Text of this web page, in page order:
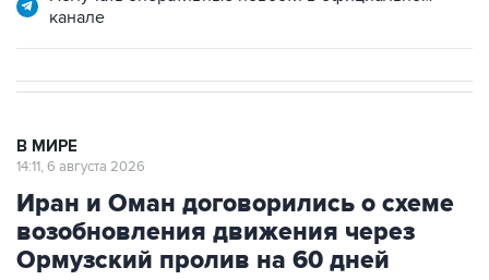
Иран и Оман договорились о схеме
возобновления движения через
Ормузский пролив на 60 дней